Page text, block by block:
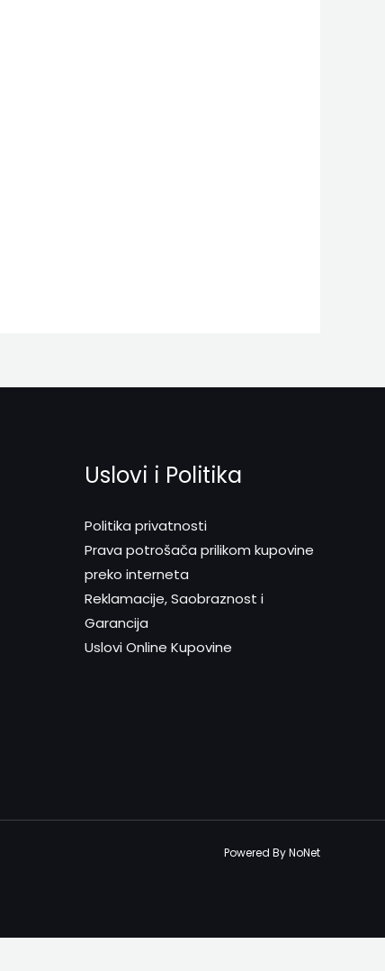
Uslovi i Politika
Politika privatnosti
Prava potrošača prilikom kupovine
preko interneta
Reklamacije, Saobraznost i
Garancija
Uslovi Online Kupovine
Powered By NoNet